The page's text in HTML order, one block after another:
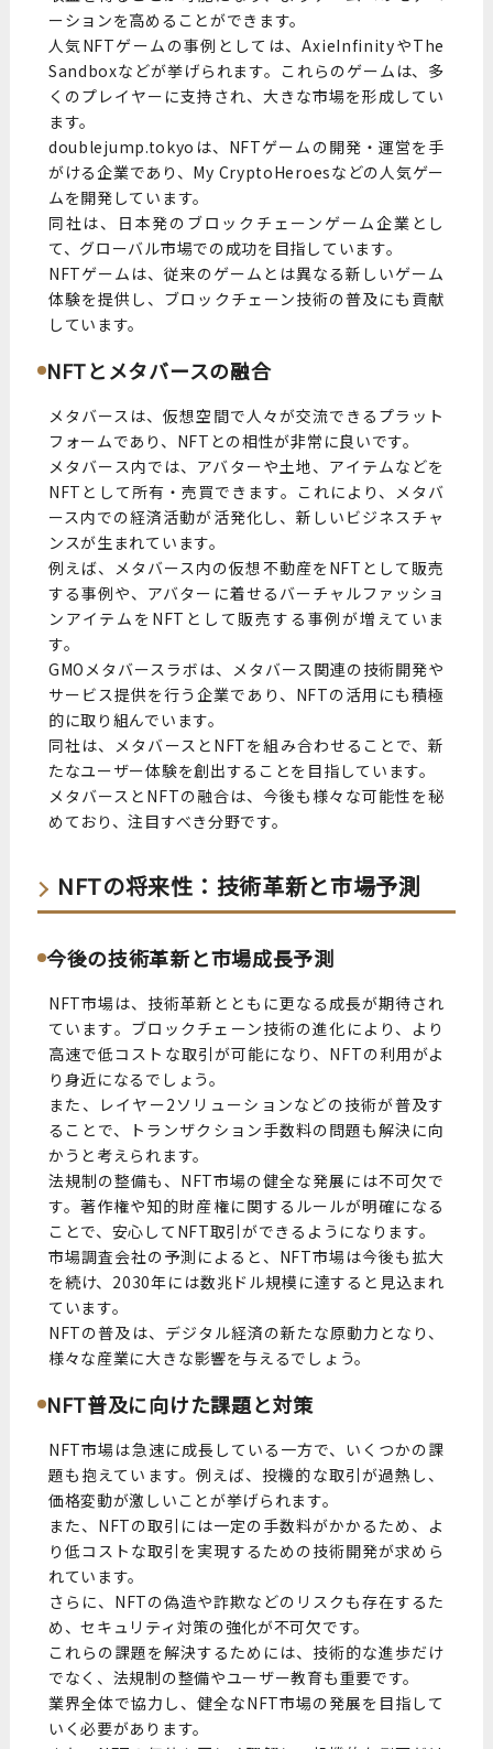
ーションを高めることができます。
人気NFTゲームの事例としては、AxieInfinityやThe
Sandboxなどが挙げられます。これらのゲームは、多
くのプレイヤーに支持され、大きな市場を形成してい
ます。
doublejump.tokyoは、NFTゲームの開発・運営を手
がける企業であり、My CryptoHeroesなどの人気ゲー
ムを開発しています。
同社は、日本発のブロックチェーンゲーム企業とし
て、グローバル市場での成功を目指しています。
NFTゲームは、従来のゲームとは異なる新しいゲーム
体験を提供し、ブロックチェーン技術の普及にも貢献
しています。
NFTとメタバースの融合
メタバースは、仮想空間で人々が交流できるプラット
フォームであり、NFTとの相性が非常に良いです。
メタバース内では、アバターや土地、アイテムなどを
NFTとして所有・売買できます。これにより、メタバ
ース内での経済活動が活発化し、新しいビジネスチャ
ンスが生まれています。
例えば、メタバース内の仮想不動産をNFTとして販売
する事例や、アバターに着せるバーチャルファッショ
ンアイテムをNFTとして販売する事例が増えていま
す。
GMOメタバースラボは、メタバース関連の技術開発や
サービス提供を行う企業であり、NFTの活用にも積極
的に取り組んでいます。
同社は、メタバースとNFTを組み合わせることで、新
たなユーザー体験を創出することを目指しています。
メタバースとNFTの融合は、今後も様々な可能性を秘
めており、注目すべき分野です。
NFTの将来性：技術革新と市場予測
今後の技術革新と市場成長予測
NFT市場は、技術革新とともに更なる成長が期待され
ています。ブロックチェーン技術の進化により、より
高速で低コストな取引が可能になり、NFTの利用がよ
り身近になるでしょう。
また、レイヤー2ソリューションなどの技術が普及す
ることで、トランザクション手数料の問題も解決に向
かうと考えられます。
法規制の整備も、NFT市場の健全な発展には不可欠で
す。著作権や知的財産権に関するルールが明確になる
ことで、安心してNFT取引ができるようになります。
市場調査会社の予測によると、NFT市場は今後も拡大
を続け、2030年には数兆ドル規模に達すると見込まれ
ています。
NFTの普及は、デジタル経済の新たな原動力となり、
様々な産業に大きな影響を与えるでしょう。
NFT普及に向けた課題と対策
NFT市場は急速に成長している一方で、いくつかの課
題も抱えています。例えば、投機的な取引が過熱し、
価格変動が激しいことが挙げられます。
また、NFTの取引には一定の手数料がかかるため、よ
り低コストな取引を実現するための技術開発が求めら
れています。
さらに、NFTの偽造や詐欺などのリスクも存在するた
め、セキュリティ対策の強化が不可欠です。
これらの課題を解決するためには、技術的な進歩だけ
でなく、法規制の整備やユーザー教育も重要です。
業界全体で協力し、健全なNFT市場の発展を目指して
いく必要があります。